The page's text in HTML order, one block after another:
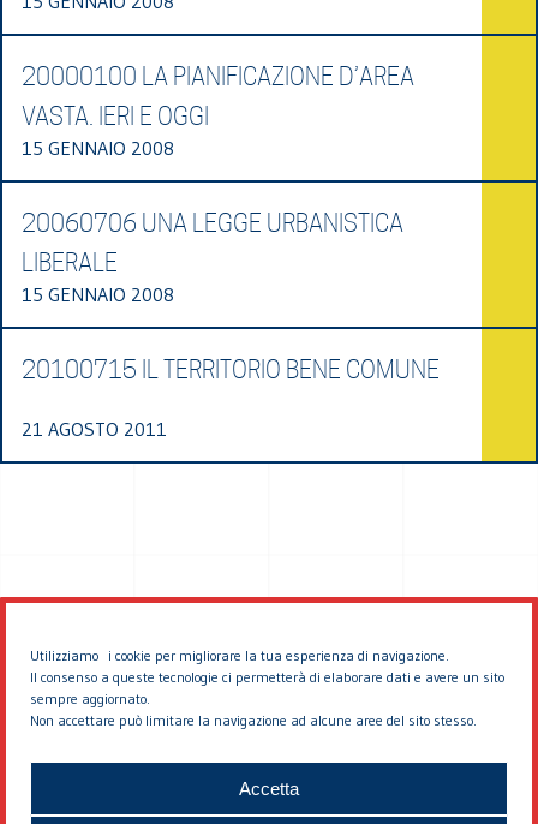
Utilizziamo i cookie per migliorare la tua esperienza di navigazione.
Il consenso a queste tecnologie ci permetterà di elaborare dati e avere un sito
sempre aggiornato.
Non accettare può limitare la navigazione ad alcune aree del sito stesso.
Accetta
20000100 LA PIANIFICAZIONE D’AREA
VASTA. IERI E OGGI
15 GENNAIO 2008
20060706 UNA LEGGE URBANISTICA
LIBERALE
15 GENNAIO 2008
20100715 IL TERRITORIO BENE COMUNE
21 AGOSTO 2011
© 2026 EDDYBURG